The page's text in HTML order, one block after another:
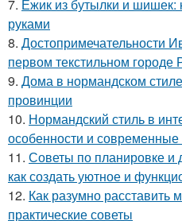
7. Ёжик из бутылки и шишек:
руками
8. Достопримечательности
первом текстильном городе
9. Дома в нормандском
провинции
10. Нормандский стиль в
особенности и современные
11. Советы по планировке и
как создать уютное и
12. Как разумно расставить
практические советы